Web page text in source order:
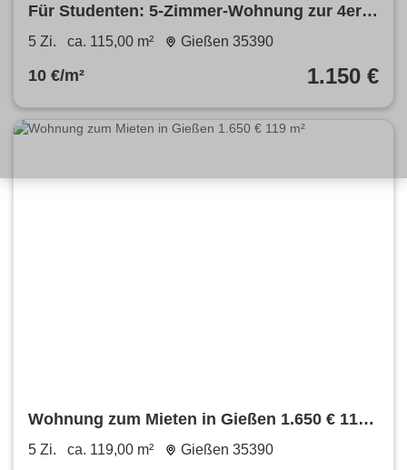
Für Studenten: 5-Zimmer-Wohnung zur 4er-
WG-Nutzung in zentraler Lage von Gießen
5 Zi. ca. 115,00 m² Gießen 35390
10 €/m² 1.150 €
Wohnung zum Mieten in Gießen 1.650 € 119
m²
5 Zi. ca. 119,00 m² Gießen 35390